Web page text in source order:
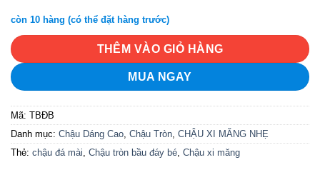
còn 10 hàng (có thể đặt hàng trước)
THÊM VÀO GIỎ HÀNG
MUA NGAY
Mã: TBĐB
Danh mục: Chậu Dáng Cao Chậu Tròn CHẬU XI MĂNG NHẸ
Thẻ: chậu đá mài Chậu tròn bầu đáy bé Chậu xi măng